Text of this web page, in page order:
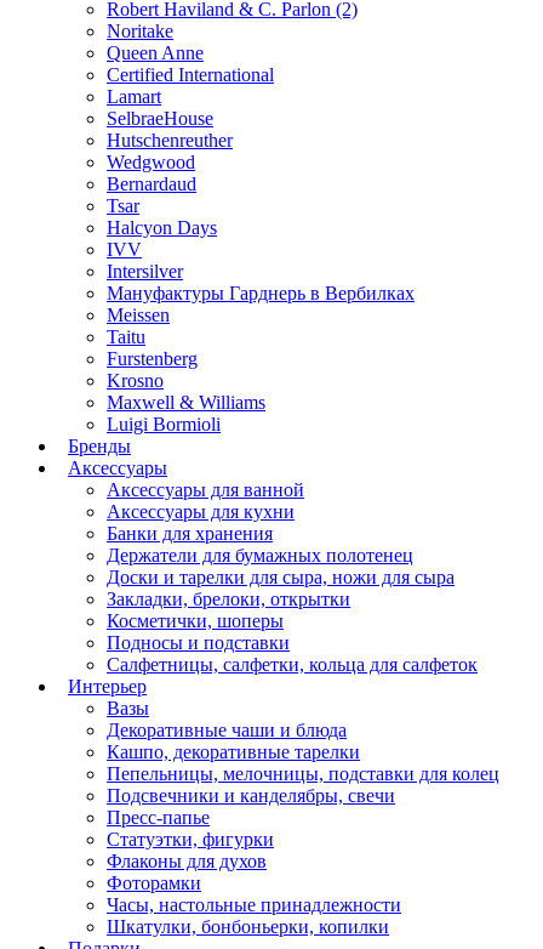
Robert Haviland & C. Parlon (2)
Noritakе
Queen Anne
Certified International
Lamart
SelbraeHouse
Hutschenreuther
Wedgwood
Bernardaud
Tsar
Halcyon Days
IVV
Intersilver
Мануфактуры Гарднерь в Вербилках
Meissen
Taitu
Furstenberg
Krosno
Maxwell & Williams
Luigi Bormioli
Бренды
Аксессуары
Аксессуары для ванной
Аксессуары для кухни
Банки для хранения
Держатели для бумажных полотенец
Доски и тарелки для сыра, ножи для сыра
Закладки, брелоки, открытки
Косметички, шоперы
Подносы и подставки
Салфетницы, салфетки, кольца для салфеток
Интерьер
Вазы
Декоративные чаши и блюда
Кашпо, декоративные тарелки
Пепельницы, мелочницы, подставки для колец
Подсвечники и канделябры, свечи
Пресс-папье
Статуэтки, фигурки
Флаконы для духов
Фоторамки
Часы, настольные принадлежности
Шкатулки, бонбоньерки, копилки